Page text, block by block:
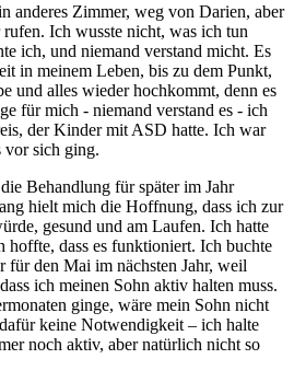
anderes Zimmer, weg von Darien, aber
Ich wusste nicht, was ich tun
ich, und niemand verstand micht. Es
in meinem Leben, bis zu dem Punkt,
und alles wieder hochkommt, denn es
für mich - niemand verstand es - ich
der Kinder mit ASD hatte. Ich war
vor sich ging.
Behandlung für später im Jahr
hielt mich die Hoffnung, dass ich zur
gesund und am Laufen. Ich hatte
hoffte, dass es funktioniert. Ich buchte
für den Mai im nächsten Jahr, weil
ich meinen Sohn aktiv halten muss.
ginge, wäre mein Sohn nicht
keine Notwendigkeit – ich halte
noch aktiv, aber natürlich nicht so